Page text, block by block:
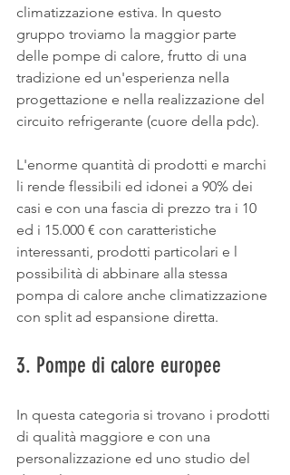
climatizzazione estiva. In questo
gruppo troviamo la maggior parte
delle pompe di calore, frutto di una
tradizione ed un'esperienza nella
progettazione e nella realizzazione del
circuito refrigerante (cuore della pdc).
L'enorme quantità di prodotti e marchi
li rende flessibili ed idonei a 90% dei
casi e con una fascia di prezzo tra i 10
ed i 15.000 € con caratteristiche
interessanti, prodotti particolari e l
possibilità di abbinare alla stessa
pompa di calore anche climatizzazione
con split ad espansione diretta.
3. Pompe di calore europee
In questa categoria si trovano i prodotti
di qualità maggiore e con una
personalizzazione ed uno studio del